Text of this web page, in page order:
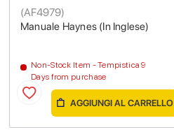
Manuale Haynes (In Inglese)
(AF4979)
Non-Stock Item - Tempistica 9
Days from purchase
AGGIUNGI AL CARRELLO